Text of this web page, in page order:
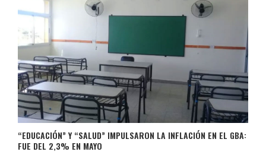
“EDUCACIÓN” Y “SALUD” IMPULSARON LA INFLACIÓN EN EL GBA:
FUE DEL 2,3% EN MAYO